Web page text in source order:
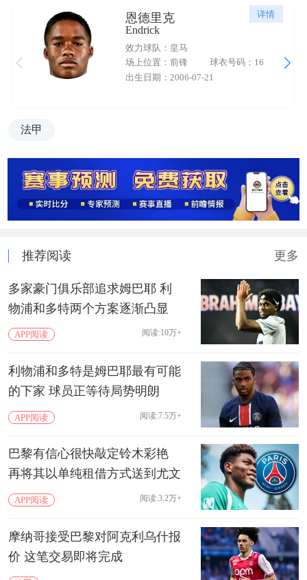
详情
恩德里克
Endrick
效力球队：皇马
场上位置：前锋
球衣号码：16
出生日期：2006-07-21
法甲
推荐阅读 更多
多家豪门俱乐部追求姆巴耶 利
物浦和多特两个方案逐渐凸显
APP阅读 阅读:10万+
利物浦和多特是姆巴耶最有可能
的下家 球员正等待局势明朗
APP阅读 阅读:7.5万+
巴黎有信心很快敲定铃木彩艳
再将其以单纯租借方式送到尤文
APP阅读 阅读:3.2万+
摩纳哥接受巴黎对阿克利乌什报
价 这笔交易即将完成